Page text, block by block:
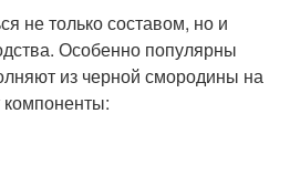
не только составом, но и
Особенно популярны
из черной смородины на
компоненты: